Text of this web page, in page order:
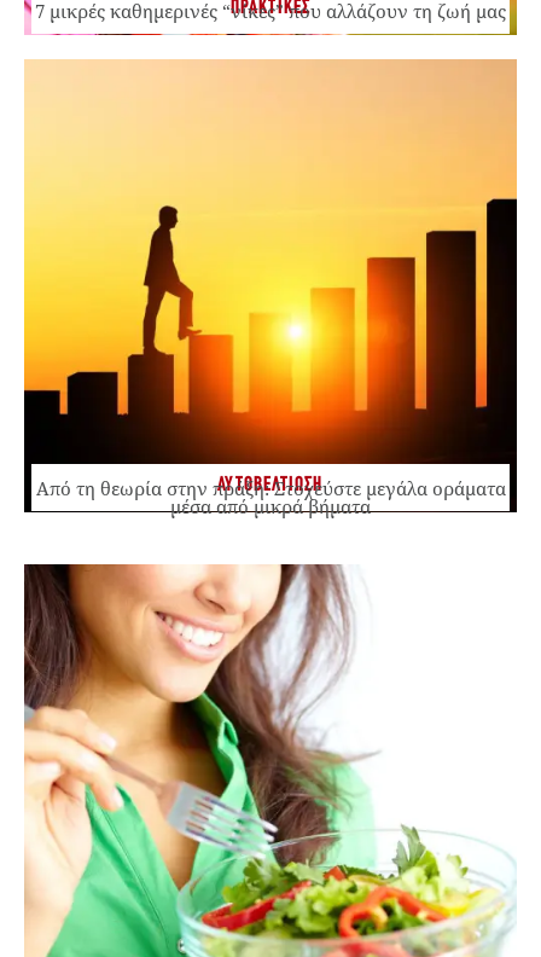
ΠΡΑΚΤΙΚΕΣ
7 μικρές καθημερινές “νίκες” που αλλάζουν τη ζωή μας
ΑΥΤΟΒΕΛΤΙΩΣΗ
Από τη θεωρία στην πράξη: Στοχεύστε μεγάλα οράματα
μέσα από μικρά βήματα